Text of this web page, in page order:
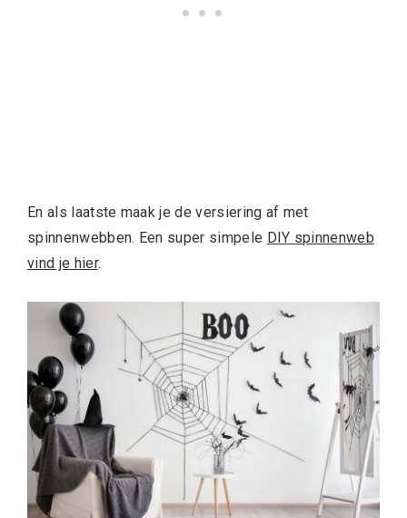
En als laatste maak je de versiering af met
spinnenwebben. Een super simpele DIY spinnenweb
vind je hier.